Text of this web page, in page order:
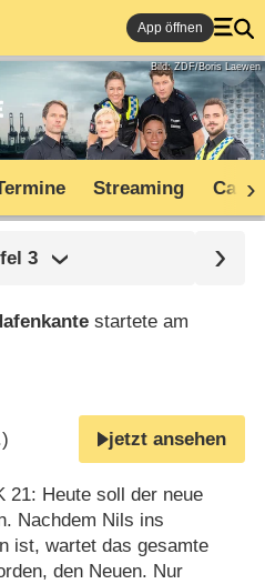
App öffnen
Bild: ZDF/Boris Laewen
Streaming Cast
3
startete am
jetzt ansehen
21: Heute soll der neue
Nachdem Nils ins
ist, wartet das gesamte
den Neuen. Nur